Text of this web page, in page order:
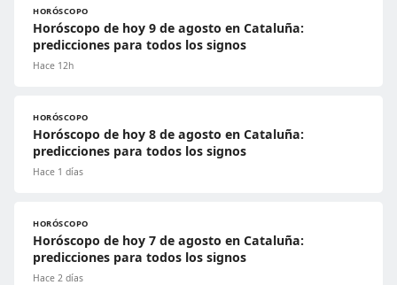
HORÓSCOPO
Horóscopo de hoy 9 de agosto en Cataluña:
predicciones para todos los signos
Hace 12h
HORÓSCOPO
Horóscopo de hoy 8 de agosto en Cataluña:
predicciones para todos los signos
Hace 1 días
HORÓSCOPO
Horóscopo de hoy 7 de agosto en Cataluña:
predicciones para todos los signos
Hace 2 días